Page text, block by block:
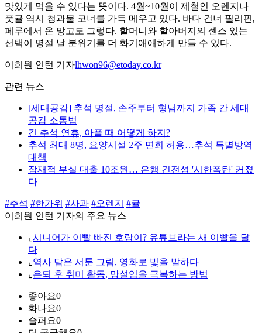
맛있게 먹을 수 있다는 뜻이다. 4월~10월이 제철인 오렌지나
풋귤 역시 청과물 코너를 가득 메우고 있다. 바다 건너 필리핀,
페루에서 온 망고도 그렇다. 할머니와 할아버지의 센스 있는
선택이 명절 날 분위기를 더 화기애애하게 만들 수 있다.
이희원 인턴 기자lhwon96@etoday.co.kr
관련 뉴스
[세대공감] 추석 명절, 손주부터 형님까지 가족 간 세대
공감 소통법
긴 추석 연휴, 아플 때 어떻게 하지?
추석 최대 8명, 요양시설 2주 면회 허용…추석 특별방역
대책
잠재적 부실 대출 10조원… 은행 건전성 '시한폭탄' 커졌
다
#추석 #한가위 #사과 #오렌지 #귤
이희원 인턴 기자의 주요 뉴스
⌞ 시니어가 이빨 빠진 호랑이? 유튜브라는 새 이빨을 달
다
⌞ 역사 담은 서툰 그림, 영화로 빛을 발하다
⌞ 은퇴 후 취미 활동, 망설임을 극복하는 방법
좋아요0
화나요0
슬퍼요0